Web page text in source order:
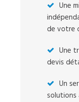
Une
de votre
Une
devis
Un